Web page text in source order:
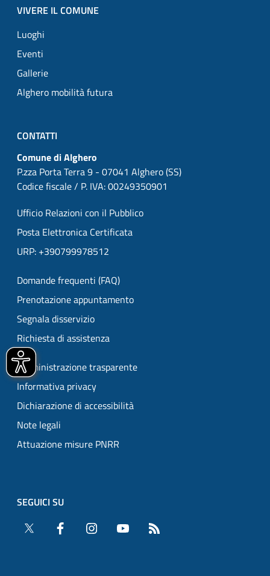
VIVERE IL COMUNE
Luoghi
Eventi
Gallerie
Alghero mobilità futura
CONTATTI
Comune di Alghero
P.zza Porta Terra 9 - 07041 Alghero (SS)
Codice fiscale / P. IVA: 00249350901
Ufficio Relazioni con il Pubblico
Posta Elettronica Certificata
URP: +390799978512
Domande frequenti (FAQ)
Prenotazione appuntamento
Segnala disservizio
Richiesta di assistenza
Amministrazione trasparente
Informativa privacy
Dichiarazione di accessibilità
Note legali
Attuazione misure PNRR
SEGUICI SU
Twitter
Facebook Instagram YouTube